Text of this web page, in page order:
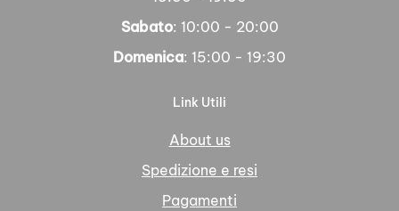
Sabato: 10:00 - 20:00
Domenica: 15:00 - 19:30
Link Utili
About us
Spedizione e resi
Pagamenti